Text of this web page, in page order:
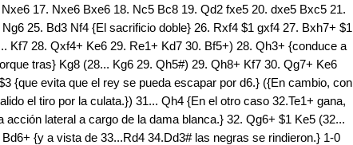
17. Nxe6 Bxe6 18. Nc5 Bc8 19. Qd2 fxe5 20. dxe5 Bxc5 21.
25. Bd3 Nf4 {El sacrificio doble} 26. Rxf4 $1 gxf4 27. Bxh7+ $1
Kf7 28. Qxf4+ Ke6 29. Re1+ Kd7 30. Bf5+) 28. Qh3+ {conduce a
tras} Kg8 (28... Kg6 29. Qh5#) 29. Qh8+ Kf7 30. Qg7+ Ke6
{que evita que el rey se pueda escapar por d6.} ({En cambio, con
el tiro por la culata.}) 31... Qh4 {En el otro caso 32.Te1+ gana,
acción lateral a cargo de la dama blanca.} 32. Qg6+ $1 Ke5 (32...
{y a vista de 33...Rd4 34.Dd3# las negras se rindieron.} 1-0